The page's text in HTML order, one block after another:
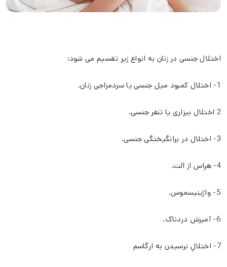
اختلال جنسی در زنان به انواع زیر تقسیم می شود:
1- اختلال کمبود میل جنسی یا سردمزاجی زنان.
2 اختلال بیزاری یا تنفر جنسی.
3- اختلال در برانگیختگی جنسی.
4- هراس از آلت.
5- واژینیسموس.
6- آمیزش دردناک.
7- اختلالِ نرسیدن به ارگاسم